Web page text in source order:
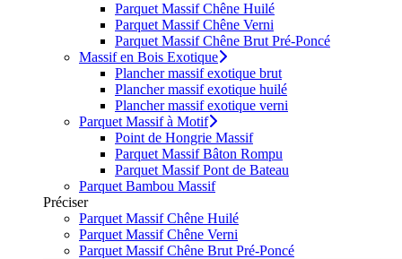
Parquet Massif Chêne Huilé
Parquet Massif Chêne Verni
Parquet Massif Chêne Brut Pré-Poncé
Massif en Bois Exotique
Plancher massif exotique brut
Plancher massif exotique huilé
Plancher massif exotique verni
Parquet Massif à Motif
Point de Hongrie Massif
Parquet Massif Bâton Rompu
Parquet Massif Pont de Bateau
Parquet Bambou Massif
Préciser
Parquet Massif Chêne Huilé
Parquet Massif Chêne Verni
Parquet Massif Chêne Brut Pré-Poncé